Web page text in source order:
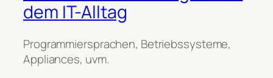
dem IT-Alltag
Programmiersprachen, Betriebssysteme,
Appliances, uvm.